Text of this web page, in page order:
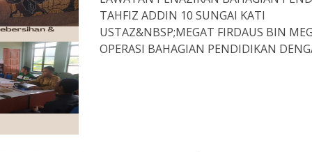
TAHFIZ ADDIN 10 SUNGAI KATI
USTAZ&NBSP;MEGAT FIRDAUS BIN
OPERASI BAHAGIAN PENDIDIKAN